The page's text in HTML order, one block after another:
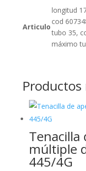
Articulo
longitud
cod
tubo 35,
máximo
Productos
Tenacilla
múltiple
445/4G